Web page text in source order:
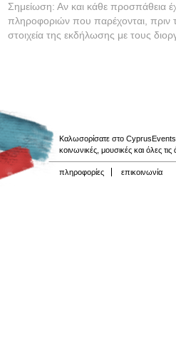
Σημείωση: Αν και κάθε προσπάθεια
πληροφοριών που παρέχονται, πριν
στοιχεία της εκδήλωσης με τους
Καλωσορίσατε στο
κοινωνικές, μουσικές και όλες
πληροφορίες επικοινωνία